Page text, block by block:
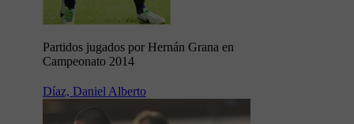
Partidos jugados por Hernán Grana en
Campeonato 2014
Díaz, Daniel Alberto